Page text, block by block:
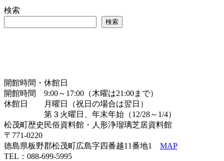
検索
検索
開館時間・休館日
開館時間 9:00～17:00（木曜は21:00まで）
休館日 月曜日（祝日の場合は翌日）
第３火曜日、年末年始（12/28～1/4）
松茂町歴史民俗資料館・人形浄瑠璃芝居資料館
〒771-0220
徳島県板野郡松茂町広島字四番越11番地1 MAP
TEL：088-699-5995